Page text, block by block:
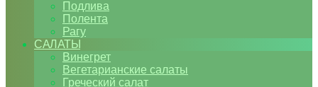
Подлива
Полента
Рагу
САЛАТЫ
Винегрет
Вегетарианские салаты
Греческий салат